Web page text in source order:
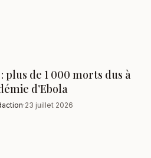
plus de 1 000 morts dus à
d’Ebola
·23 juillet 2026